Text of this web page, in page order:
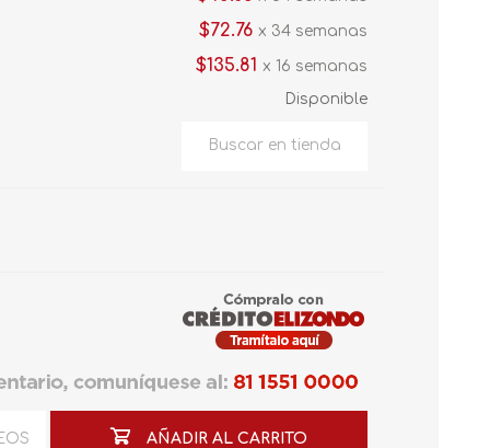
$72.76 x 34 semanas
$135.81 x 16 semanas
Disponible
AÑADIR AL CARRITO